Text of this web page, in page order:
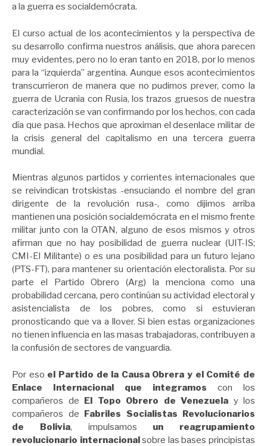
a la guerra es socialdemócrata.
El curso actual de los acontecimientos y la perspectiva de
su desarrollo confirma nuestros análisis, que ahora parecen
muy evidentes, pero no lo eran tanto en 2018, por lo menos
para la “izquierda” argentina. Aunque esos acontecimientos
transcurrieron de manera que no pudimos prever, como la
guerra de Ucrania con Rusia, los trazos gruesos de nuestra
caracterización se van confirmando por los hechos, con cada
día que pasa. Hechos que aproximan el desenlace militar de
la crisis general del capitalismo en una tercera guerra
mundial.
Mientras algunos partidos y corrientes internacionales que
se reivindican trotskistas -ensuciando el nombre del gran
dirigente de la revolución rusa-, como dijimos arriba
mantienen una posición socialdemócrata en el mismo frente
militar junto con la OTAN, alguno de esos mismos y otros
afirman que no hay posibilidad de guerra nuclear (UIT-IS;
CMI-El Militante) o es una posibilidad para un futuro lejano
(PTS-FT), para mantener su orientación electoralista. Por su
parte el Partido Obrero (Arg) la menciona como una
probabilidad cercana, pero continúan su actividad electoral y
asistencialista de los pobres, como si estuvieran
pronosticando que va a llover. Si bien estas organizaciones
no tienen influencia en las masas trabajadoras, contribuyen a
la confusión de sectores de vanguardia.
Por eso el Partido de la Causa Obrera y el Comité de
Enlace Internacional que integramos con los
compañeros de El Topo Obrero de Venezuela y los
compañeros de Fabriles Socialistas Revolucionarios
de Bolivia, impulsamos un reagrupamiento
revolucionario internacionalsobre las bases principistas